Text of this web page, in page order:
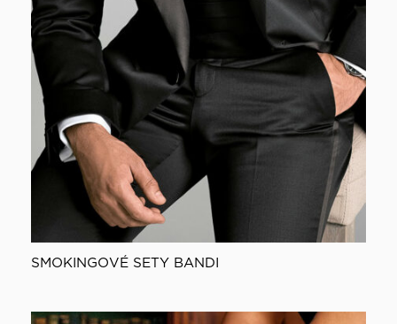
SMOKINGOVÉ SETY BANDI